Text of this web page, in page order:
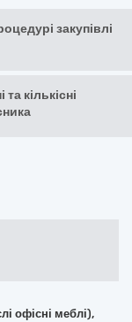
закупівлі
кількісні
офісні меблі),